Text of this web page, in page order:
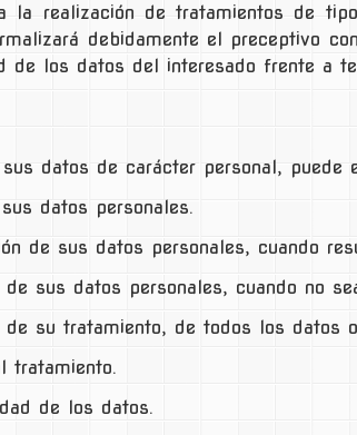
la realización de tratamientos de
debidamente el preceptivo
de los datos del interesado frente a
datos de carácter personal,
datos personales.
de sus datos personales, cuando
sus datos personales, cuando no
su tratamiento, de todos los datos
tratamiento.
de los datos.